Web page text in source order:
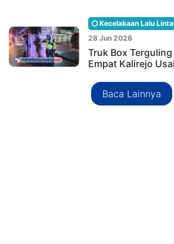
Kecelakaan Lalu
28 Jun 2026
Truk Box
Empat Kalirejo
Baca Lainnya